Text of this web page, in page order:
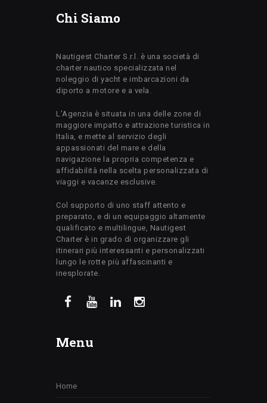
Chi Siamo
Nautigest Charter S.r.l. è una società di
charter nautico specializzata nel
noleggio di yacht e imbarcazioni da
diporto a motore e a vela.
L’Agenzia è situata in una delle zone di
maggiore impatto e attrazione turistica in
Italia, e mette al servizio degli
appassionati del mare e della
navigazione la propria competenza e
affidabilità nella scelta personalizzata di
viaggi e vacanze esclusive.
Col supporto di uno staff attento e
preparato, e di un equipaggio altamente
qualificato e multilingue, Nautigest
Charter è in grado di organizzare gli
itinerari più interessanti e personalizzati
lungo le rotte più affascinanti e
inesplorate.
Menu
Home